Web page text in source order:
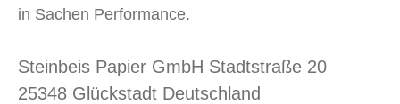
in Sachen Performance.
Steinbeis Papier GmbH Stadtstraße 20
25348 Glückstadt Deutschland